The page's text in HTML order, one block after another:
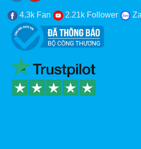
4.3k Fan 2.21k Follower